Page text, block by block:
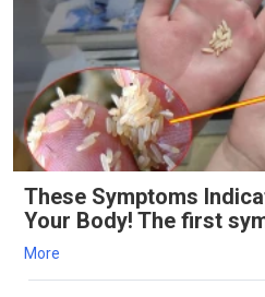
These Symptoms
Your Body! The first
More